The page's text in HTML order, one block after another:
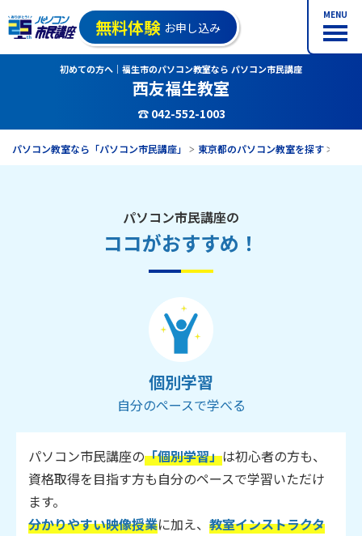
MENU
無料体験 お申し込み
初めての方へ｜福生市のパソコン教室なら パソコン市民講座
西友福生教室
☎ 042-552-1003
パソコン教室なら「パソコン市民講座」 東京都のパソコン教室を探す
ココがおすすめ！
パソコン市民講座の
個別学習
自分のペースで学べる
パソコン市民講座の「個別学習」は初心者の方も、
資格取得を目指す方も自分のペースで学習いただけ
ます。
分かりやすい映像授業に加え、 教室インストラクタ